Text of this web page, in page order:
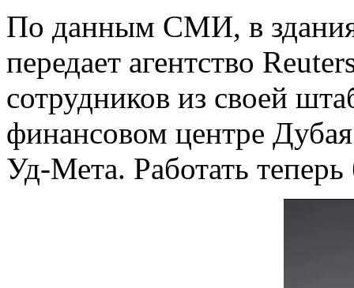
По данным СМИ, в
передает агентство
сотрудников из своей
финансовом центре
Уд-Мета. Работать